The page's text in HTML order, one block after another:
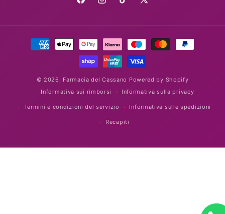
FacebookInstagramTikTokX
Metodi
© 2026, Farmacia del Cassano Powered by Shopify
Informativa sui rimborsi
Informativa sulla privacy
Termini e condizioni del servizio Informativa sulle spedizioni
Recapiti